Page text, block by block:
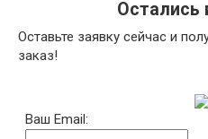
Остались
Оставьте заявку сейчас и
заказ!
Ваш Email: